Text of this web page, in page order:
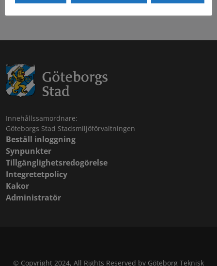
Innehållssamordnare:
Göteborgs Stad Stadsmiljöförvaltningen
Beställ inloggning
Synpunkter
Tillgänglighetsredogörelse
Integretetpolicy
Kakor
Administratör
© Copyright 2024, All Rights Reserved by Göteborg Teknisk